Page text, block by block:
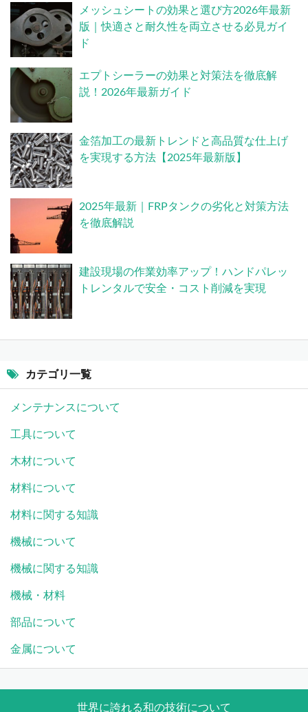
メッシュシートの効果と選び方2026年最新
版｜快適さと耐久性を両立させる必見ガイ
ド
エプトシーラーの効果と対策法を徹底解
説！2026年最新ガイド
金箔加工の最新トレンドと高品質な仕上げ
を実現する方法【2025年最新版】
2025年最新｜FRPタンクの劣化と対策方法
を徹底解説
建設現場の作業効率アップ！ハンドパレッ
トレンタルで安全・コスト削減を実現
カテゴリ一覧
メンテナンスについて
工具について
木材について
材料について
材料に関する知識
機械について
機械に関する知識
機械・材料
部品について
金属について
世界に誇れる和の技術について